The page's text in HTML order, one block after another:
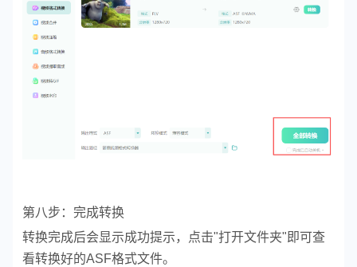
第八步：完成转换
转换完成后会显示成功提示，点击"打开文件夹"即可查
看转换好的ASF格式文件。